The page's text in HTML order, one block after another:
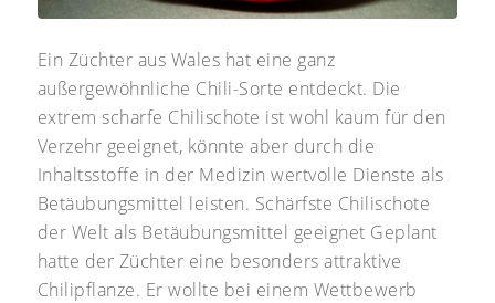
Ein Züchter aus Wales hat eine ganz
außergewöhnliche Chili-Sorte entdeckt. Die
extrem scharfe Chilischote ist wohl kaum für den
Verzehr geeignet, könnte aber durch die
Inhaltsstoffe in der Medizin wertvolle Dienste als
Betäubungsmittel leisten. Schärfste Chilischote
der Welt als Betäubungsmittel geeignet Geplant
hatte der Züchter eine besonders attraktive
Chilipflanze. Er wollte bei einem Wettbewerb